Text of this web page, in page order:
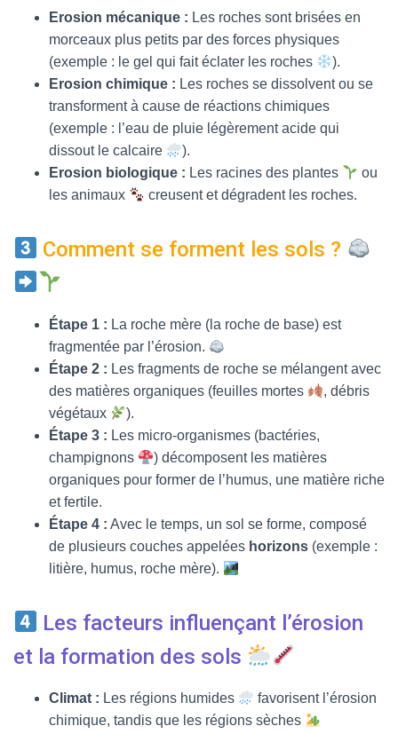
Erosion mécanique : Les roches sont brisées en
morceaux plus petits par des forces physiques
(exemple : le gel qui fait éclater les roches
).
Erosion chimique : Les roches se dissolvent ou se
transforment à cause de réactions chimiques
(exemple : l’eau de pluie légèrement acide qui
dissout le calcaire
).
Erosion biologique : Les racines des plantes
ou
les animaux
creusent et dégradent les roches.
Comment se forment les sols ?
Étape 1 : La roche mère (la roche de base) est
fragmentée par l’érosion.
Étape 2 : Les fragments de roche se mélangent avec
des matières organiques (feuilles mortes
, débris
végétaux
).
Étape 3 : Les micro-organismes (bactéries,
champignons
) décomposent les matières
organiques pour former de l’humus, une matière riche
et fertile.
Étape 4 : Avec le temps, un sol se forme, composé
de plusieurs couches appelées horizons (exemple :
litière, humus, roche mère).
Les facteurs influençant l’érosion
et la formation des sols
Climat : Les régions humides
favorisent l’érosion
chimique, tandis que les régions sèches